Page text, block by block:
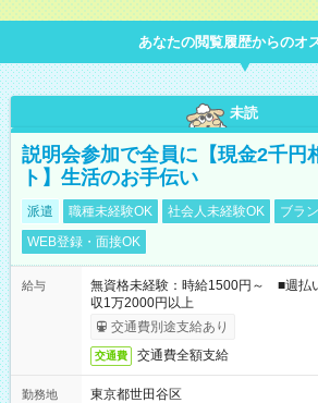
あなたの閲覧履歴からのオ
未読
説明会参加で全員に【現金2千円
ト】生活のお手伝い
派遣 職種未経験OK 社会人未経験OK
ブラ
WEB登録・面接OK
給与
無資格未経験：時給1500円～ ■週
収1万2000円以上
交通費別途支給あり
交通費 交通費全額支給
勤務地
東京都世田谷区